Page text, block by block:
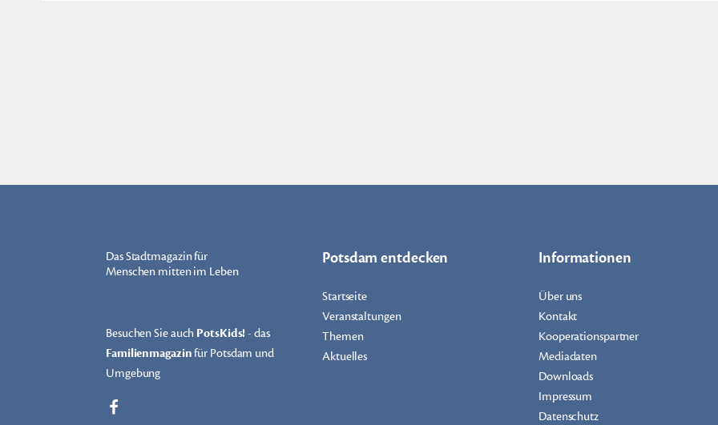
Das Stadtmagazin für
Menschen mitten im Leben
Besuchen Sie auch PotsKids!- das
Familienmagazinfür Potsdam und
Umgebung
Potsdam entdecken
Startseite
Veranstaltungen
Themen
Aktuelles
Informationen
Über uns
Kontakt
Kooperationspartner
Mediadaten
Downloads
Impressum
Datenschutz